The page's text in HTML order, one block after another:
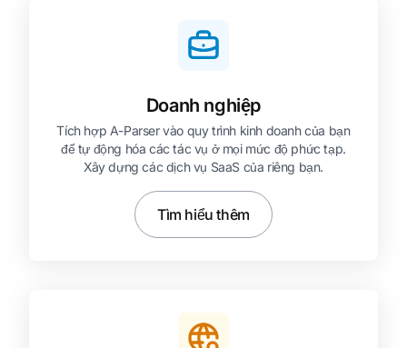
Doanh nghiệp
Tích hợp A-Parser vào quy trình kinh doanh của bạn
để tự động hóa các tác vụ ở mọi mức độ phức tạp.
Xây dựng các dịch vụ SaaS của riêng bạn.
Tìm hiểu thêm